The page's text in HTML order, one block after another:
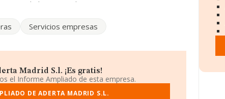
actividad en mercados exteriores.
los datos de hasta 28.030 empresas, en el ámbito
millones de euros y la media entre todas las
a la información relativa a la provincia de Madrid, en
empresas, cuyas ventas en 2008 han alcanzado los
la información relativa a las compañías, la media de
desde la constitución es de 14 años.
Servicios empresas
Madrid S.l. ¡Es gratis!
el Informe Ampliado de esta empresa.
DE ADERTA MADRID S.L.